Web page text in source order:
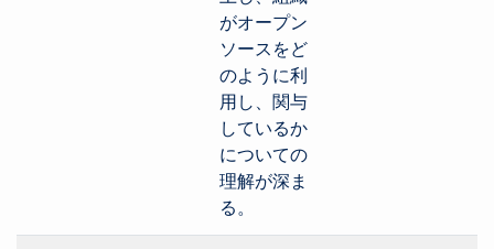
がオープン
ソースをど
のように利
用し、関与
しているか
についての
理解が深ま
る。